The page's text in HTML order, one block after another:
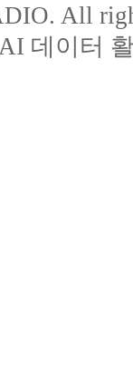
All
데이터